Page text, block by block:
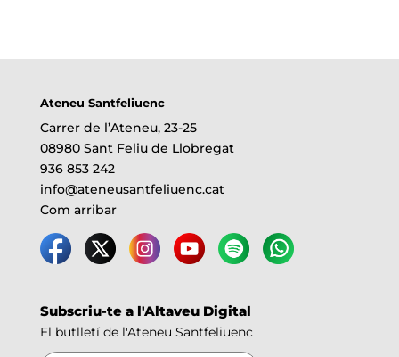
Ateneu Santfeliuenc
Carrer de l’Ateneu, 23-25
08980 Sant Feliu de Llobregat
936 853 242
info@ateneusantfeliuenc.cat
Com arribar
Subscriu-te a l'Altaveu Digital
El butlletí de l'Ateneu Santfeliuenc